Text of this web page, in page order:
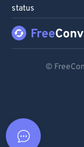
status
©